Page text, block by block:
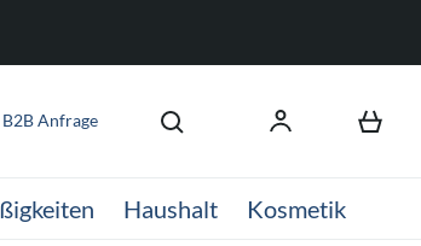
B2B Anfrage
Haushalt Kosmetik